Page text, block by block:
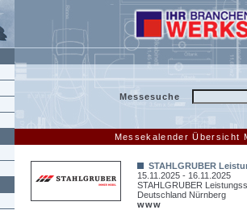
Messesuche
Messekalender Übersicht
STAHLGRUBER
15.11.2025 - 16.11.2025
STAHLGRUBER
Deutschland Nürnberg
www